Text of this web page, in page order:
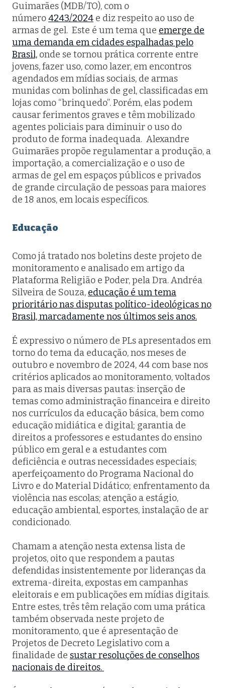
Guimarães (MDB/TO), com o
número4243/2024 e diz respeito ao uso de
armas de gel. Este é um tema que emerge de
uma demanda em cidades espalhadas pelo
Brasil, onde se tornou prática corrente entre
jovens, fazer uso, como lazer, em encontros
agendados em mídias sociais, de armas
munidas com bolinhas de gel, classificadas em
lojas como “brinquedo”. Porém, elas podem
causar ferimentos graves e têm mobilizado
agentes policiais para diminuir o uso do
produto de forma inadequada. Alexandre
Guimarães propõe regulamentar a produção, a
importação, a comercialização e o uso de
armas de gel em espaços públicos e privados
de grande circulação de pessoas para maiores
de 18 anos, em locais específicos.
Educação
Como já tratado nos boletins deste projeto de
monitoramento e analisado em artigo da
Plataforma Religião e Poder, pela Dra. Andréa
Silveira de Souza, educação é um tema
prioritário nas disputas político-ideológicas no
Brasil, marcadamente nos últimos seis anos.
É expressivo o número de PLs apresentados em
torno do tema da educação, nos meses de
outubro e novembro de 2024, 44 com base nos
critérios aplicados ao monitoramento, voltados
para as mais diversas pautas: inserção de
temas como administração financeira e direito
nos currículos da educação básica, bem como
educação midiática e digital; garantia de
direitos a professores e estudantes do ensino
público em geral e a estudantes com
deficiência e outras necessidades especiais;
aperfeiçoamento do Programa Nacional do
Livro e do Material Didático; enfrentamento da
violência nas escolas; atenção a estágio,
educação ambiental, esportes, instalação de ar
condicionado.
Chamam a atenção nesta extensa lista de
projetos, oito que respondem a pautas
defendidas insistentemente por lideranças da
extrema-direita, expostas em campanhas
eleitorais e em publicações em mídias digitais.
Entre estes, três têm relação com uma prática
também observada neste projeto de
monitoramento, que é apresentação de
Projetos de Decreto Legislativo com a
finalidade de sustar resoluções de conselhos
nacionais de direitos.